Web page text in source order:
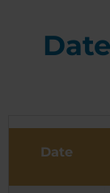
Date